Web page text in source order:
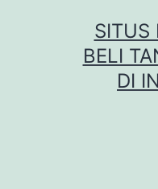
SITUS
BELI
DI